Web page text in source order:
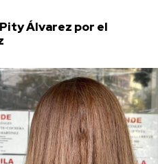
Álvarez por el